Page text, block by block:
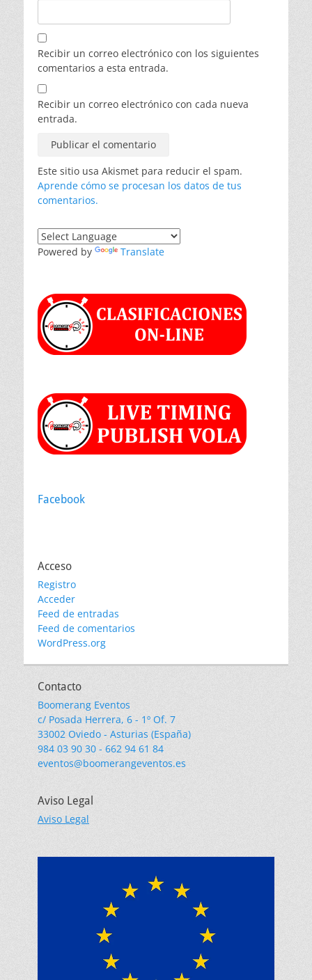
Recibir un correo electrónico con los siguientes
comentarios a esta entrada.
Recibir un correo electrónico con cada nueva
entrada.
Este sitio usa Akismet para reducir el spam.
Aprende cómo se procesan los datos de tus
comentarios.
Powered by Translate
Facebook
Acceso
Registro
Acceder
Feed de entradas
Feed de comentarios
WordPress.org
Contacto
Boomerang Eventos
c/ Posada Herrera, 6 - 1º Of. 7
33002 Oviedo - Asturias (España)
984 03 90 30 - 662 94 61 84
eventos@boomerangeventos.es
Aviso Legal
Aviso Legal